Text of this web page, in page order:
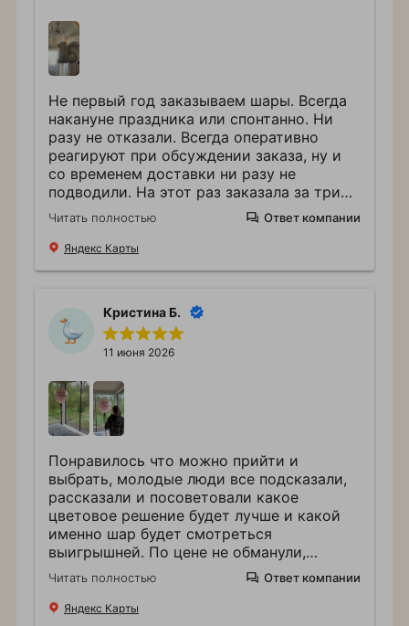
Не первый год заказываем шары. Всегда
накануне праздника или спонтанно. Ни
разу не отказали. Всегда оперативно
реагируют при обсуждении заказа, ну и
со временем доставки ни разу не
подводили. На этот раз заказала за три
часа. Все доставили в лучшем виде
Читать полностью Ответ компании
Яндекс Карты
Кристина Б.
11 июня 2026
Понравилось что можно прийти и
выбрать, молодые люди все подсказали,
рассказали и посоветовали какое
цветовое решение будет лучше и какой
именно шар будет смотреться
выигрышней. По цене не обманули,
сделали все быстро и оперативно. Уже
второй раз буду обращаться к ним, все
устроило
Читать полностью Ответ компании
Яндекс Карты